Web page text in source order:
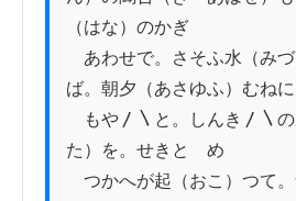
（はな）のかぎ
あわせで。さそふ水（み
ば。朝夕（あさゆふ）むねに
もや〳〵と。しんき〳〵の
た）を。せきとゞめ
つかへが起（おこ）つて。